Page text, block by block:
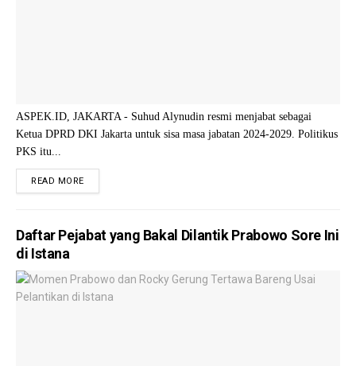
ASPEK.ID, JAKARTA - Suhud Alynudin resmi menjabat sebagai
Ketua DPRD DKI Jakarta untuk sisa masa jabatan 2024-2029. Politikus
PKS itu...
READ MORE
Daftar Pejabat yang Bakal Dilantik Prabowo Sore Ini
di Istana